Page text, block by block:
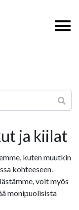
ja kiilat
kuten muutkin
kohteeseen.
voit myös
monipuolisista